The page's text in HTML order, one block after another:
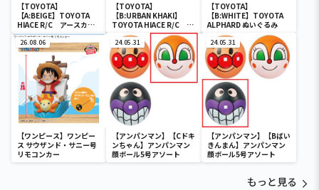
【TOYOTA】
【A:BEIGE】TOYOTA
HIACE R/C アースカラ
ーパッケージ
【TOYOTA】
【B:URBAN KHAKI】
TOYOTA HIACE R/C ア
ースカラーパッケージ
【TOYOTA】
【B:WHITE】TOYOTA
ALPHARD ぬいぐるみ
26.08.06
【ワンピース】ワンピー
ス サウザンド・サニー号
リモコンカー
24.05.31
【アンパンマン】【Cドキ
ンちゃん】アンパンマン
顔ボール5号アソート
24.05.31
【アンパンマン】【Bばい
きんまん】アンパンマン
顔ボール5号アソート
もっと見る